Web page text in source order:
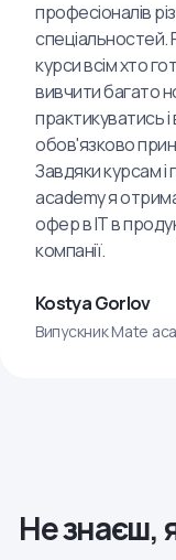
професіоналів
курси всім хто
вивчити багато
практикуватись
обов'язково
Завдяки курсам і
academy я
офер в IT в
компанії.
Kostya Gorlov
Випускник Mate
Не знаєш,